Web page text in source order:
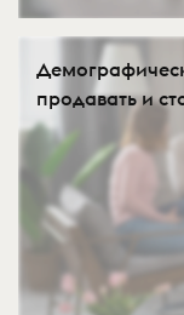
продавать и